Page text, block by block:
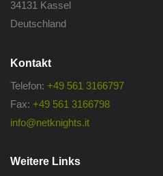
34131 Kassel
Deutschland
Kontakt
Telefon: +49 561 3166797
Fax: +49 561 3166798
info@netknights.it
Weitere Links